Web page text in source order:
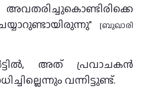
[ബുഖാരി
അത് പ്രവാചകൻ
വന്നിട്ടുണ്ട്.